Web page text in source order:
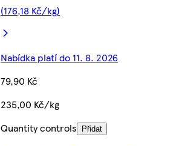
(176,18 Kč/kg)
Nabídka platí do 11. 8. 2026
79,90 Kč
235,00 Kč/kg
Quantity controls
Přidat